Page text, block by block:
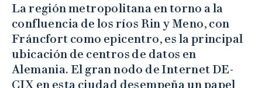
La región metropolitana en torno a la
confluencia de los ríos Rin y Meno, con
Fráncfort como epicentro, es la principal
ubicación de centros de datos en
Alemania. El gran nodo de Internet DE-
CIX en esta ciudad desempeña un papel